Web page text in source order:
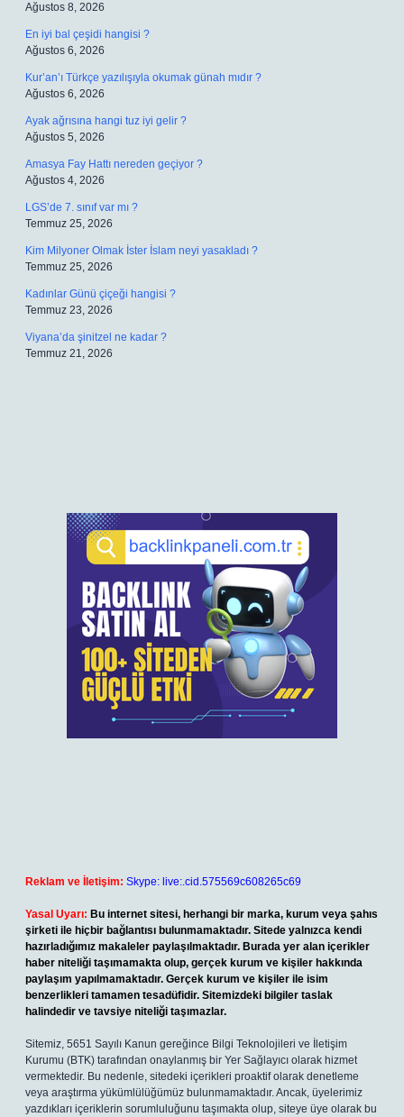
Ağustos 8, 2026
En iyi bal çeşidi hangisi ?
Ağustos 6, 2026
Kur’an’ı Türkçe yazılışıyla okumak günah mıdır ?
Ağustos 6, 2026
Ayak ağrısına hangi tuz iyi gelir ?
Ağustos 5, 2026
Amasya Fay Hattı nereden geçiyor ?
Ağustos 4, 2026
LGS’de 7. sınıf var mı ?
Temmuz 25, 2026
Kim Milyoner Olmak İster İslam neyi yasakladı ?
Temmuz 25, 2026
Kadınlar Günü çiçeği hangisi ?
Temmuz 23, 2026
Viyana’da şinitzel ne kadar ?
Temmuz 21, 2026
Reklam ve İletişim: Skype: live:.cid.575569c608265c69
Yasal Uyarı: Bu internet sitesi, herhangi bir marka, kurum veya şahıs
şirketi ile hiçbir bağlantısı bulunmamaktadır. Sitede yalnızca kendi
hazırladığımız makaleler paylaşılmaktadır. Burada yer alan içerikler
haber niteliği taşımamakta olup, gerçek kurum ve kişiler hakkında
paylaşım yapılmamaktadır. Gerçek kurum ve kişiler ile isim
benzerlikleri tamamen tesadüfidir. Sitemizdeki bilgiler taslak
halindedir ve tavsiye niteliği taşımazlar.
Sitemiz, 5651 Sayılı Kanun gereğince Bilgi Teknolojileri ve İletişim
Kurumu (BTK) tarafından onaylanmış bir Yer Sağlayıcı olarak hizmet
vermektedir. Bu nedenle, sitedeki içerikleri proaktif olarak denetleme
veya araştırma yükümlülüğümüz bulunmamaktadır. Ancak, üyelerimiz
yazdıkları içeriklerin sorumluluğunu taşımakta olup, siteye üye olarak bu